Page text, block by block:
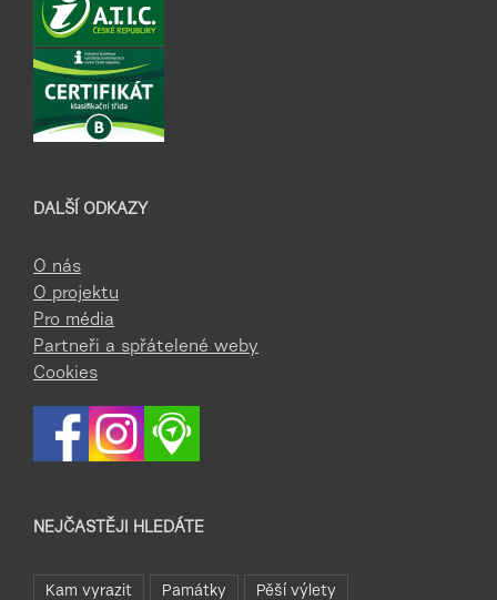
DALŠÍ ODKAZY
O nás
O projektu
Pro média
Partneři a spřátelené weby
Cookies
NEJČASTĚJI HLEDÁTE
Kam vyrazit Památky Pěší výlety